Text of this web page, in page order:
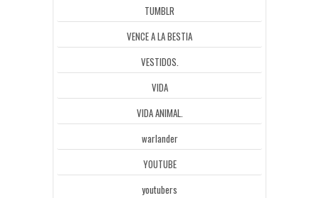
TUMBLR
VENCE A LA BESTIA
VESTIDOS.
VIDA
VIDA ANIMAL.
warlander
YOUTUBE
youtubers